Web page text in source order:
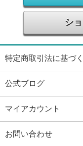
シ
特定商取引法に基づ
公式ブログ
マイアカウント
お問い合わせ